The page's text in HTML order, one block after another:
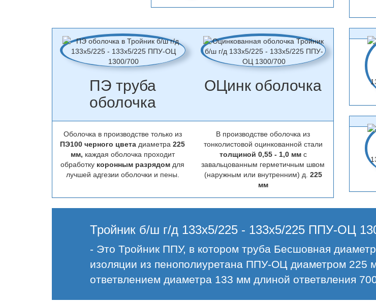
ПЭ труба
оболочка
ОЦинк оболочка
Оболочка в производстве только из
ПЭ100 черного цвета диаметра225
мм, каждая оболочка проходит
обработку коронным разрядом для
лучшей адгезии оболочки и пены.
В производстве оболочка из
тонколистовой оцинкованной стали
толщиной 0,55 - 1,0 ммс
завальцованным герметичным швом
(наружным или внутренним) д. 225
мм
Тройник б/ш г/д 133х5/225 - 133х5/225 ППУ-ОЦ
- Это Тройник ППУ, в котором труба Бесшовная
изоляции из пенополиуретана ППУ-ОЦ диаметром 225
ответвлением диаметра 133 мм длиной ответвления